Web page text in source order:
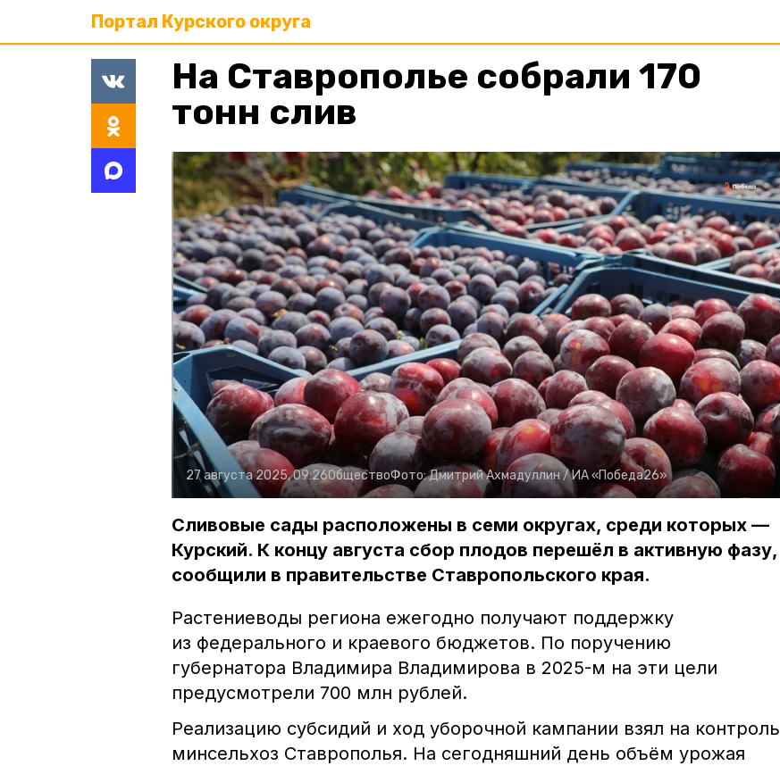
Портал Курского округа
На Ставрополье собрали 170
тонн слив
27 августа 2025, 09:26ОбществоФото:Дмитрий Ахмадуллин /ИА «Победа26»
Сливовые сады расположены в семи округах, среди которых —
Курский. К концу августа сбор плодов перешёл в активную фазу,
сообщили в правительстве Ставропольского края.
Растениеводы региона ежегодно получают поддержку
из федерального и краевого бюджетов. По поручению
губернатора Владимира Владимирова в 2025-м на эти цели
предусмотрели 700 млн рублей.
Реализацию субсидий и ход уборочной кампании взял на контроль
минсельхоз Ставрополья. На сегодняшний день объём урожая